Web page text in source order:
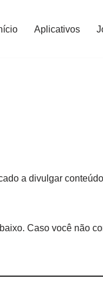
Aplicativos
a divulgar
Caso você não